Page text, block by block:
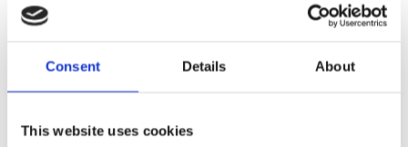
Consent Details About
This website uses cookies
🌙 Programme du soir
20h00 – Traditionnelle soirée des pêcheurs
(Ribarska večer)
21h00 – Concert : JASNA ZLOKIĆ